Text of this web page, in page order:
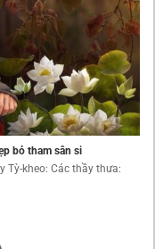
bỏ tham sân si
Tỳ-kheo: Các thầy thưa: